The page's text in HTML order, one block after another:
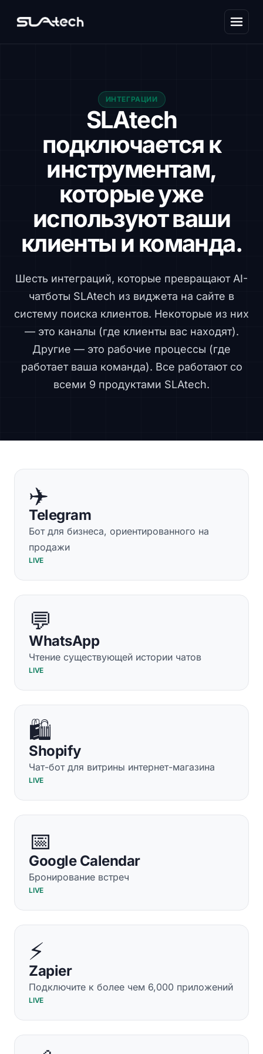
ИНТЕГРАЦИИ
SLAtech
подключается к
инструментам,
которые уже
используют ваши
клиенты и команда.
Шесть интеграций, которые превращают AI-
чатботы SLAtech из виджета на сайте в
систему поиска клиентов. Некоторые из них
— это каналы (где клиенты вас находят).
Другие — это рабочие процессы (где
работает ваша команда). Все работают со
всеми 9 продуктами SLAtech.
✈️
Telegram
Бот для бизнеса, ориентированного на
продажи
LIVE
💬
WhatsApp
Чтение существующей истории чатов
LIVE
🛍️
Shopify
Чат-бот для витрины интернет-магазина
LIVE
📅
Google Calendar
Бронирование встреч
LIVE
⚡
Zapier
Подключите к более чем 6,000 приложений
LIVE